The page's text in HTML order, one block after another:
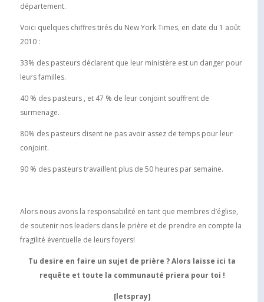
département.
Voici quelques chiffres tirés du New York Times, en date du 1 août
2010 :
33% des pasteurs déclarent que leur ministère est un danger pour
leurs familles.
40 % des pasteurs , et 47 % de leur conjoint souffrent de
surmenage.
80% des pasteurs disent ne pas avoir assez de temps pour leur
conjoint.
90 % des pasteurs travaillent plus de 50 heures par semaine.
Alors nous avons la responsabilité en tant que membres d’église,
de soutenir nos leaders dans le prière et de prendre en compte la
fragilité éventuelle de leurs foyers!
Tu desire en faire un sujet de prière ? Alors laisse ici ta
requête et toute la communauté priera pour toi !
[letspray]